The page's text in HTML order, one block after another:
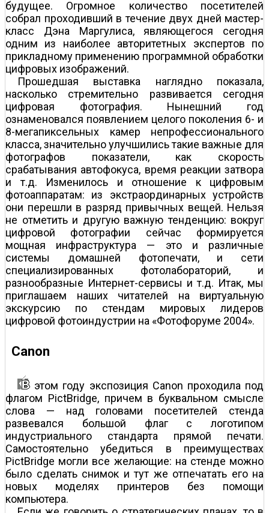
будущее. Огромное количество посетителей
собрал проходивший в течение двух дней мастер-
класс Дэна Маргулиса, являющегося сегодня
одним из наиболее авторитетных экспертов по
прикладному применению программной обработки
цифровых изображений.
Прошедшая выставка наглядно показала,
насколько стремительно развивается сегодня
цифровая фотография. Нынешний год
ознаменовался появлением целого поколения 6- и
8-мегапиксельных камер непрофессионального
класса, значительно улучшились такие важные для
фотографов показатели, как скорость
срабатывания автофокуса, время реакции затвора
и т.д. Изменилось и отношение к цифровым
фотоаппаратам: из экстраординарных устройств
они перешли в разряд привычных вещей. Нельзя
не отметить и другую важную тенденцию: вокруг
цифровой фотографии сейчас формируется
мощная инфраструктура — это и различные
системы домашней фотопечати, и сети
специализированных фотолабораторий, и
разнообразные Интернет-сервисы и т.д. Итак, мы
приглашаем наших читателей на виртуальную
экскурсию по стендам мировых лидеров
цифровой фотоиндустрии на «Фотофоруме 2004».
Canon
этом году экспозиция Canon проходила под
флагом PictBridge, причем в буквальном смысле
слова — над головами посетителей стенда
развевался большой флаг с логотипом
индустриального стандарта прямой печати.
Самостоятельно убедиться в преимуществах
PictBridge могли все желающие: на стенде можно
было сделать снимок и тут же отпечатать его на
новых моделях принтеров без помощи
компьютера.